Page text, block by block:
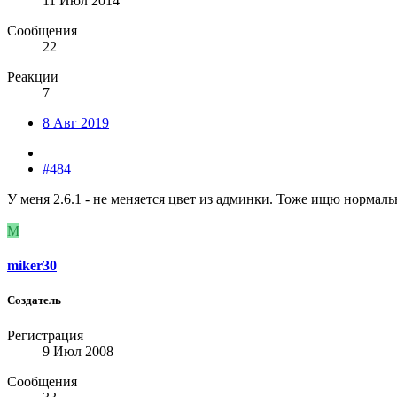
Сообщения
22
Реакции
7
8 Авг 2019
#484
У меня 2.6.1 - не меняется цвет из админки. Тоже ищю
M
miker30
Создатель
Регистрация
9 Июл 2008
Сообщения